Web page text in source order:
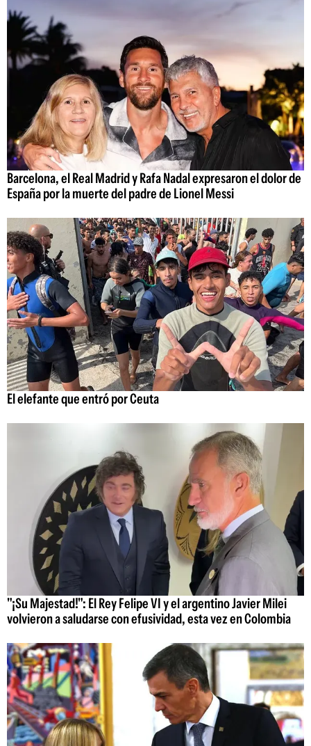
Barcelona, el Real Madrid y Rafa Nadal expresaron el dolor de
España por la muerte del padre de Lionel Messi
El elefante que entró por Ceuta
"¡Su Majestad!": El Rey Felipe VI y el argentino Javier Milei
volvieron a saludarse con efusividad, esta vez en Colombia